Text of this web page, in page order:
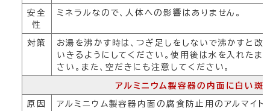
安全
性
ミネラルなので、人体への影響はありません。
対策
お湯を沸かす時は、つぎ足しをしないで沸かすと改
いきるようにしてください。使用後は水を入れたま
さい。また、空だきにも注意してください。
アルミニウム製容器の内面に白い斑
原因
アルミニウム製容器内面の腐食防止用のアルマイト